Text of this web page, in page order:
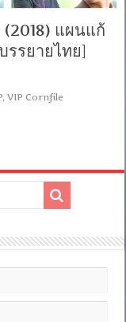
แผนแก้
รรยายไทย]
,VIP Cornfile